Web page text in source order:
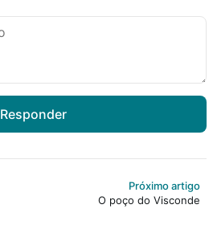
Responder
Próximo artigo
O poço do Visconde